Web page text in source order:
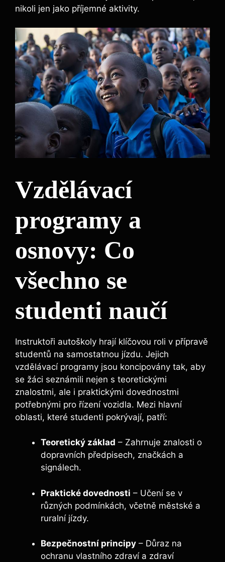
nikoli jen jako příjemné aktivity.
Vzdělávací
programy a
osnovy: Co
všechno se
studenti naučí
Instruktoři autoškoly hrají klíčovou roli v přípravě
studentů na samostatnou jízdu. Jejich
vzdělávací programy jsou koncipovány tak, aby
se žáci seznámili nejen s teoretickými
znalostmi, ale i praktickými dovednostmi
potřebnými pro řízení vozidla. Mezi hlavní
oblasti, které studenti pokrývají, patří:
Teoretický základ – Zahrnuje znalosti o
dopravních předpisech, značkách a
signálech.
Praktické dovednosti – Učení se v
různých podmínkách, včetně městské a
ruralní jízdy.
Bezpečnostní principy – Důraz na
ochranu vlastního zdraví a zdraví